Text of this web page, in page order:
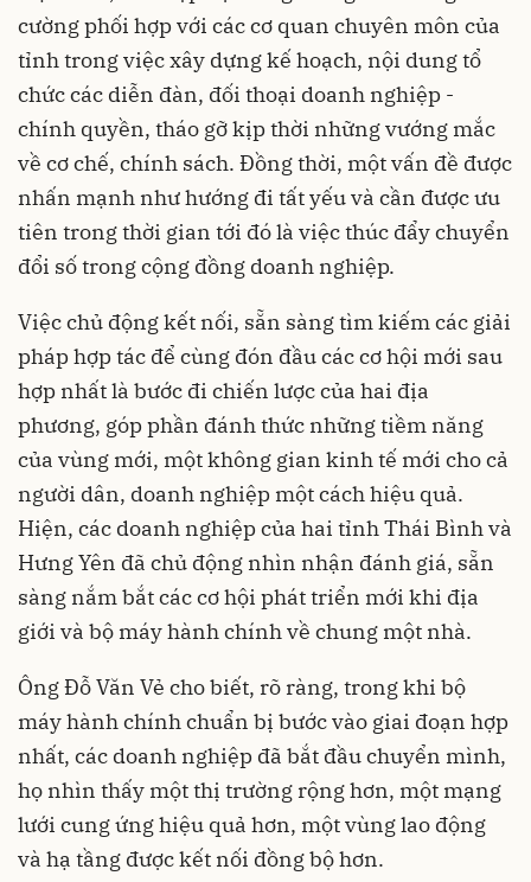
cường phối hợp với các cơ quan chuyên môn của
tỉnh trong việc xây dựng kế hoạch, nội dung tổ
chức các diễn đàn, đối thoại doanh nghiệp -
chính quyền, tháo gỡ kịp thời những vướng mắc
về cơ chế, chính sách. Đồng thời, một vấn đề được
nhấn mạnh như hướng đi tất yếu và cần được ưu
tiên trong thời gian tới đó là việc thúc đẩy chuyển
đổi số trong cộng đồng doanh nghiệp.
Việc chủ động kết nối, sẵn sàng tìm kiếm các giải
pháp hợp tác để cùng đón đầu các cơ hội mới sau
hợp nhất là bước đi chiến lược của hai địa
phương, góp phần đánh thức những tiềm năng
của vùng mới, một không gian kinh tế mới cho cả
người dân, doanh nghiệp một cách hiệu quả.
Hiện, các doanh nghiệp của hai tỉnh Thái Bình và
Hưng Yên đã chủ động nhìn nhận đánh giá, sẵn
sàng nắm bắt các cơ hội phát triển mới khi địa
giới và bộ máy hành chính về chung một nhà.
Ông Đỗ Văn Vẻ cho biết, rõ ràng, trong khi bộ
máy hành chính chuẩn bị bước vào giai đoạn hợp
nhất, các doanh nghiệp đã bắt đầu chuyển mình,
họ nhìn thấy một thị trường rộng hơn, một mạng
lưới cung ứng hiệu quả hơn, một vùng lao động
và hạ tầng được kết nối đồng bộ hơn.